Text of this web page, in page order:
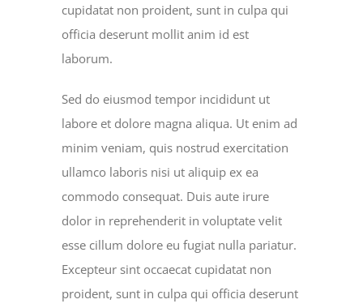
cupidatat non proident, sunt in culpa qui
officia deserunt mollit anim id est
laborum.
Sed do eiusmod tempor incididunt ut
labore et dolore magna aliqua. Ut enim ad
minim veniam, quis nostrud exercitation
ullamco laboris nisi ut aliquip ex ea
commodo consequat. Duis aute irure
dolor in reprehenderit in voluptate velit
esse cillum dolore eu fugiat nulla pariatur.
Excepteur sint occaecat cupidatat non
proident, sunt in culpa qui officia deserunt